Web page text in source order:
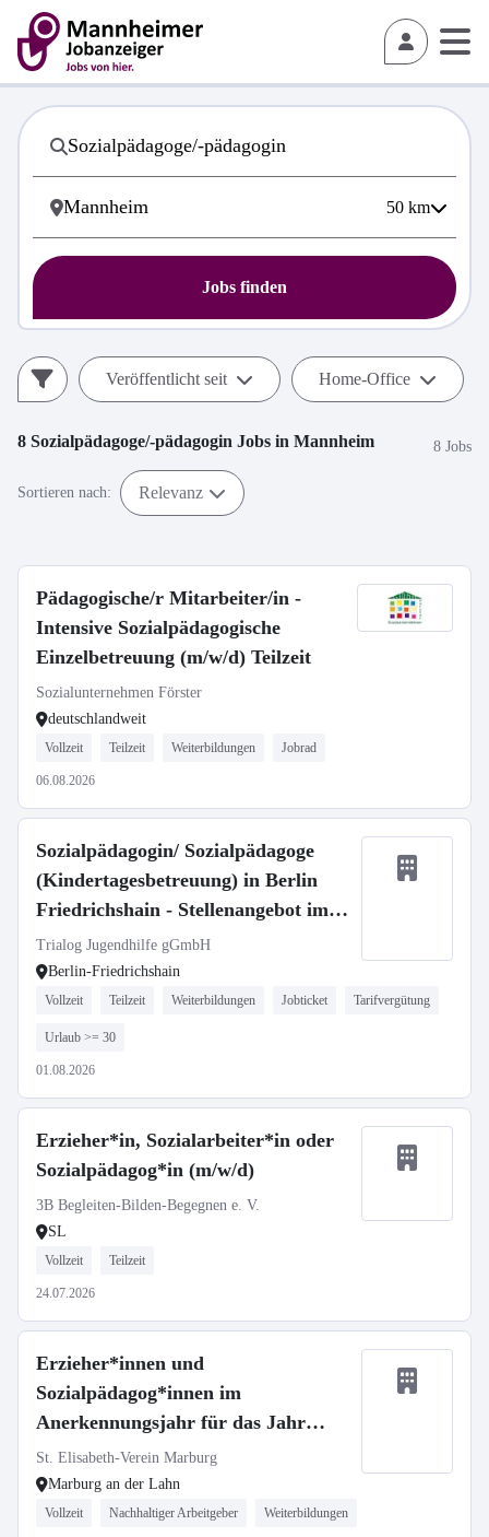
50 km
Jobs finden
Veröffentlicht seit Home-Office
8 Sozialpädagoge/-pädagogin Jobs in Mannheim 8 Jobs
Sortieren nach: Relevanz
Pädagogische/r Mitarbeiter/in -
Intensive Sozialpädagogische
Einzelbetreuung (m/w/d) Teilzeit
Sozialunternehmen Förster
deutschlandweit
Vollzeit Teilzeit Weiterbildungen Jobrad
06.08.2026
Sozialpädagogin/ Sozialpädagoge
(Kindertagesbetreuung) in Berlin
Friedrichshain - Stellenangebot im
Stellenmarkt Bildung
Trialog Jugendhilfe gGmbH
Berlin-Friedrichshain
Vollzeit Teilzeit Weiterbildungen Jobticket Tarifvergütung
Urlaub >= 30
01.08.2026
Erzieher*in, Sozialarbeiter*in oder
Sozialpädagog*in (m/w/d)
3B Begleiten-Bilden-Begegnen e. V.
SL
Vollzeit Teilzeit
24.07.2026
Erzieher*innen und
Sozialpädagog*innen im
Anerkennungsjahr für das Jahr
2026/2027
St. Elisabeth-Verein Marburg
Marburg an der Lahn
Vollzeit Nachhaltiger Arbeitgeber Weiterbildungen